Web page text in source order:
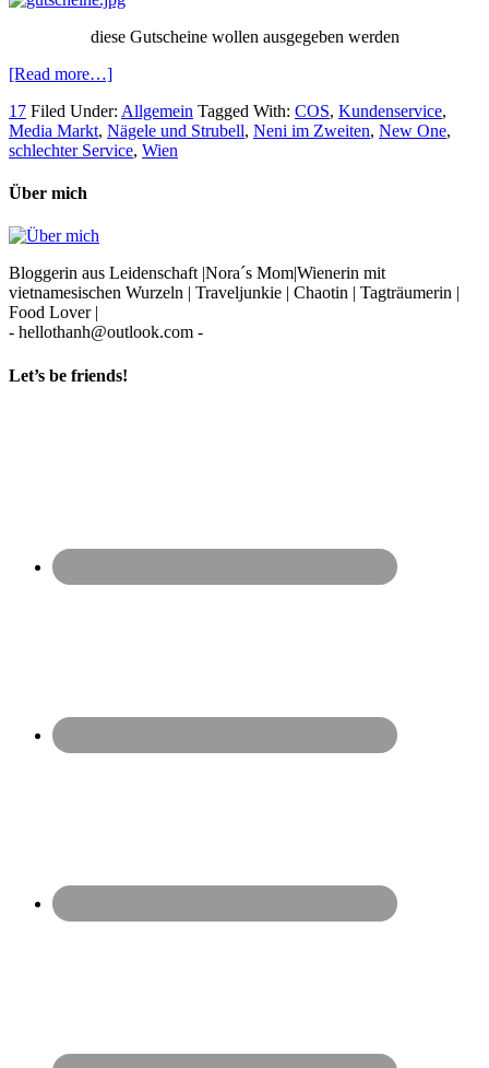
diese Gutscheine wollen ausgegeben werden
[Read more…]
17 Filed Under: Allgemein Tagged With: COS, Kundenservice,
Media Markt, Nägele und Strubell, Neni im Zweiten, New One,
schlechter Service, Wien
Über mich
Bloggerin aus Leidenschaft |Nora´s Mom|Wienerin mit
vietnamesischen Wurzeln | Traveljunkie | Chaotin | Tagträumerin |
Food Lover |
- hellothanh@outlook.com -
Let’s be friends!